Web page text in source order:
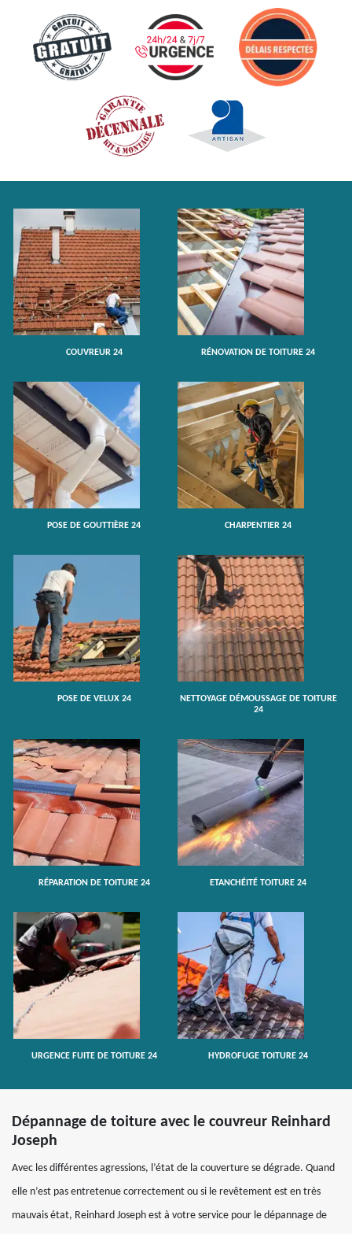
COUVREUR 24 RÉNOVATION DE TOITURE 24
POSE DE GOUTTIÈRE 24 CHARPENTIER 24
POSE DE VELUX 24
NETTOYAGE DÉMOUSSAGE DE TOITURE
24
RÉPARATION DE TOITURE 24 ETANCHÉITÉ TOITURE 24
URGENCE FUITE DE TOITURE 24 HYDROFUGE TOITURE 24
Dépannage de toiture avec le couvreur Reinhard
Joseph
Avec les différentes agressions, l’état de la couverture se dégrade. Quand
elle n’est pas entretenue correctement ou si le revêtement est en très
mauvais état, Reinhard Joseph est à votre service pour le dépannage de